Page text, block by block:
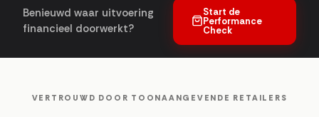
Benieuwd waar uitvoering
financieel doorwerkt?
Start de
Performance
Check
VERTROUWD DOOR TOONAANGEVENDE RETAILERS